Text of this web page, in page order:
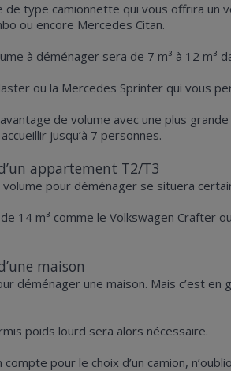
type camionnette qui vous offrira un
ou encore Mercedes Citan.
à déménager sera de 7 m³ à 12 m³
ou la Mercedes Sprinter qui vous
de volume avec une plus
jusqu’à 7 personnes.
appartement T2/T3
pour déménager se situera
14 m³ comme le Volkswagen Crafter
maison
déménager une maison. Mais c’est
poids lourd sera alors nécessaire.
pour le choix d’un camion,